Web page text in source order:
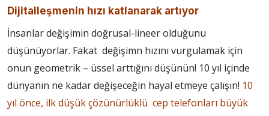
Dijitalleşmenin hızı katlanarak artıyor
İnsanlar değişimin doğrusal-lineer olduğunu
düşünüyorlar. Fakat değişimn hızını vurgulamak için
onun geometrik – üssel arttığını düşünün! 10 yıl içinde
dünyanın ne kadar değişeceğin hayal etmeye çalışın! 10
yıl önce, ilk düşük çözünürlüklü cep telefonları büyük